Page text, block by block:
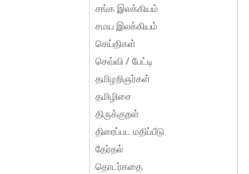
சங்க இலக்கியம்
சமய இலக்கியம்
செய்திகள்
செவ்வி / பேட்டி
தமிழறிஞர்கள்
தமிழிசை
திருக்குறள்
திரைப்பட மதிப்பீடு
தேர்தல்
தொடர்கதை